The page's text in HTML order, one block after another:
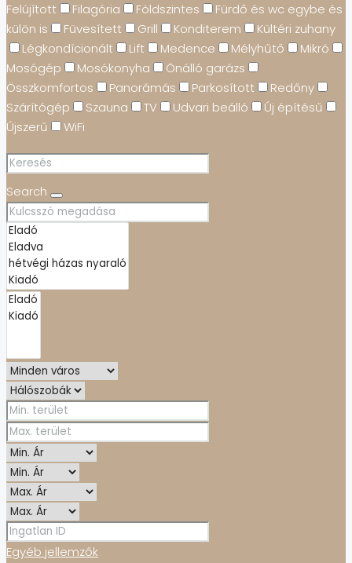
Felújított
Filagória Földszintes
Fürdő és wc egybe és
külön is
Füvesített Grill Konditerem
Kültéri zuhany
Légkondícionált
Lift Medence Mélyhűtő
Mikró
Mosógép
Mosókonyha
Önálló garázs
Összkomfortos
Panorámás Parkosított
Redőny
Szárítógép
Szauna TV Udvari beálló
Új építésű
Újszerű
WiFi
Search
Egyéb jellemzők